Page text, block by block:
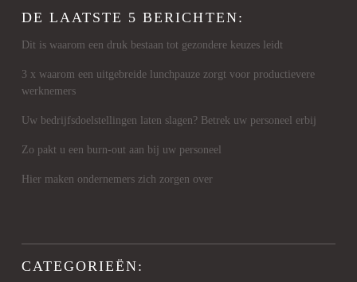
DE LAATSTE 5 BERICHTEN:
Dit is waarom een druk bestaan tot gezondere keuzes leidt
3 x waarom een uitgebreide lunchpauze zorgt voor productievere
werknemers
Uw bedrijfsdoelstellingen laten slagen? Betrek uw personeel erbij
Zo pakt u een burn-out aan bij uw personeel
Hier maken ondernemers zich zorgen over
CATEGORIEËN: